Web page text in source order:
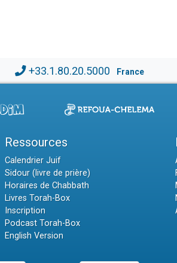
+33.1.80.20.5000 France
Ressources
Calendrier Juif
Sidour (livre de prière)
Horaires de Chabbath
Livres Torah-Box
Inscription
Podcast Torah-Box
English Version